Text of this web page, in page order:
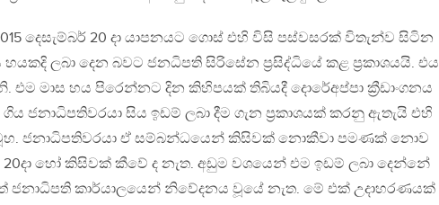
දෙසැම්බර් 20 දා යාපනයට ගොස් එහි විසි පස්වසරක් විතැන්ව සිටින
ලබා දෙන බවට ජනධිපති සිරිසේන ප්‍රසිද්ධියේ කළ ප්‍රකාශයයි. එය
එම මාස හය පිරෙන්නට දින කිහිපයක් තිබියදී දොරේඅප්පා ක්‍රීඩාංගනය
ජනාධිපතිවරයා සිය ඉඩම් ලබා දීම ගැන ප්‍රකාශයක් කරනු ඇතැයි එහි
ජනාධිපතිවරයා ඒ සම්බන්ධයෙන් කිසිවක් නොකීවා පමණක් නොව
හෝ කිසිවක් කීවේ ද නැත. අඩුම වශයෙන් එම ඉඩම් ලබා දෙන්නේ
ජනාධිපති කාර්යාලයෙන් නිවේදනය වූයේ නැත. මේ එක් උදාහරණයක්